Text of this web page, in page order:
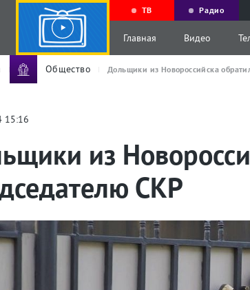
ТВ Радио
Главная Видео
Общество Дольщики из Новороссийска
15:16
из
СКР